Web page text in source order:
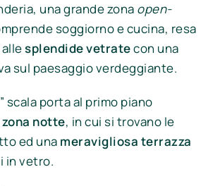
una grande zona open-
soggiorno e cucina, resa
allesplendide vetratecon una
sul paesaggio verdeggiante.
scala porta al primo piano
zona notte, in cui si trovano le
ed una meravigliosa terrazza
in vetro.